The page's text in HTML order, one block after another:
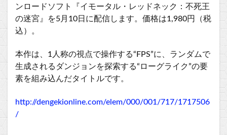
ンロードソフト『イモータル・レッドネック：不死王
の迷宮』を5月10日に配信します。価格は1,980円（税
込）。
本作は、1人称の視点で操作する“FPS”に、ランダムで
生成されるダンジョンを探索する“ローグライク”の要
素を組み込んだタイトルです。
http://dengekionline.com/elem/000/001/717/1717506
/